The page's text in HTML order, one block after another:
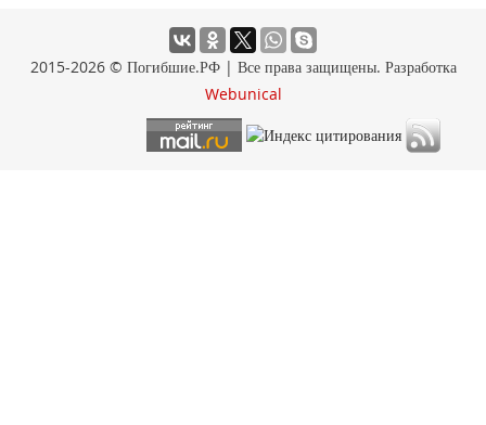
2015-2026 © Погибшие.РФ | Все права защищены. Разработка
Webunical